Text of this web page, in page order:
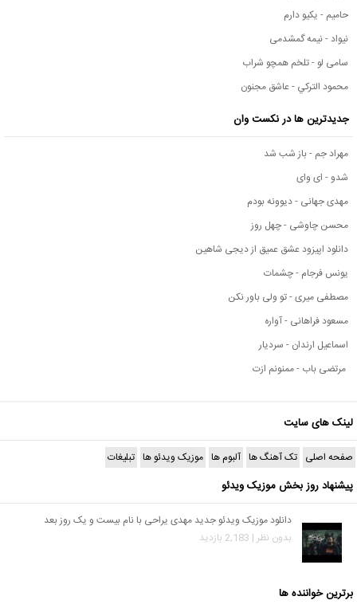
حامیم - یکیو دارم
نیواد - نیمه گمشدمی
سامی لو - تلخم همچو شراب
محمود التركي - عاشق مجنون
جدیدترین ها در نکست وان
مهراد جم - باز شب شد
شدو - ای وای
مهدی جهانی - دیوونه بودم
محسن چاوشی - چهل روز
دانلود اپیزود عشق عمیق از دیجی شاهین
یونس فرجام - چشمات
مصطفی میری - تو ولی باور نکن
مسعود فراهانی - آواره
اسماعیل ارندان - سردیار
مرتضی باب - ممنونم ازت
لینک های سایت
صفحه اصلی تک آهنگ ها آلبوم ها موزیک ویدئو ها تبلیغات
پیشنهاد روز بخش موزیک ویدئو
دانلود موزیک ویدئو جدید مهدی یراحی با نام بیست و یک روز بعد
بدون نظر | 2,183 بازدید
برترین خواننده ها